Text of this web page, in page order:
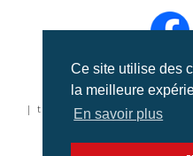
Ce site utilise des
la meilleure
En savoir plus
©aerialcollection
| tous droits réservés |
aériennes et